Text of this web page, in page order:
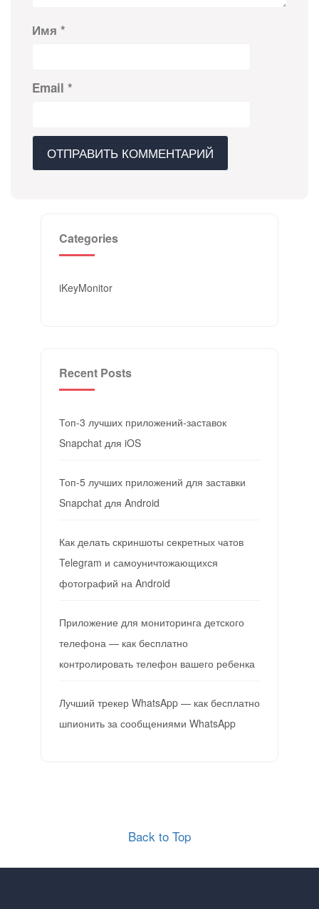
Имя *
Email *
Categories
iKeyMonitor
Recent Posts
Топ-3 лучших приложений-заставок
Snapchat для iOS
Топ-5 лучших приложений для заставки
Snapchat для Android
Как делать скриншоты секретных чатов
Telegram и самоуничтожающихся
фотографий на Android
Приложение для мониторинга детского
телефона — как бесплатно
контролировать телефон вашего ребенка
Лучший трекер WhatsApp — как бесплатно
шпионить за сообщениями WhatsApp
Back to Top